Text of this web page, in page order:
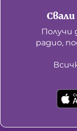
Получи
радио,